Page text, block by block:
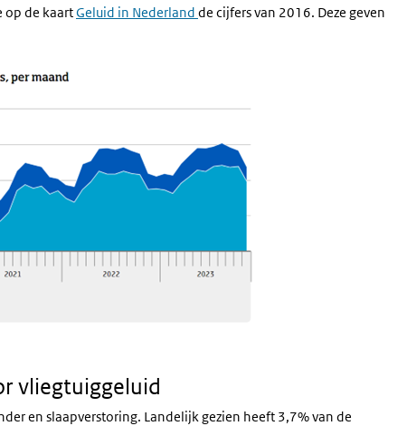
op de kaartGeluid in Nederland de cijfers van 2016. Deze geven
vliegtuiggeluid
en slaapverstoring. Landelijk gezien heeft 3,7% van de